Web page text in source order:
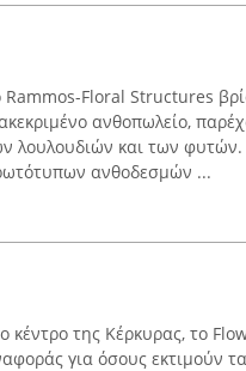
Rammos-Floral Structures
ανθοπωλείο,
λουλουδιών και των φυτών.
ανθοδεσμών ...
κέντρο της Κέρκυρας, το
για όσους εκτιμούν